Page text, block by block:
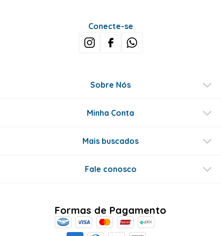
Conecte-se
Sobre Nós
Minha Conta
Mais buscados
Fale conosco
Formas de Pagamento